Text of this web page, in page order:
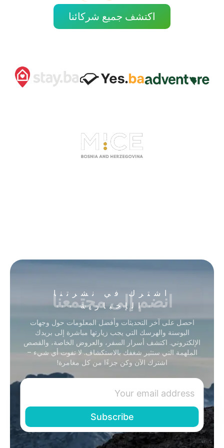
اكتشف جميع شركائنا
اشترك في نشرتنا
الإخبارية
انضم إلى مجتمعنا
احصل على آخر التحديثات وأفضل المعلومات حول وجهات
البوسنة والهرسك التي يجب زيارتها مباشرة إلى بريدك
الإلكتروني. اكتشف أسرار السفر، والعروض الخاصة، والقصص
الملهمة التي ستثير شغفك بالاستكشاف. لا تفوت أي شيء –
اشترك الآن وكن جزءًا من كل مغامرة!